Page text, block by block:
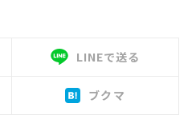
LINEで送る
ブクマ